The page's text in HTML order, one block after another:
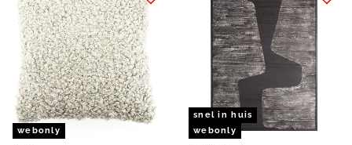
webonly
snel in huis
webonly